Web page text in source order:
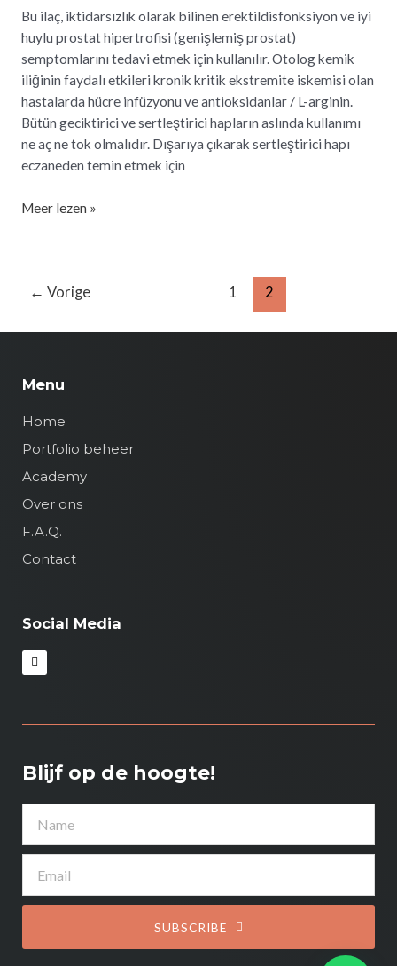
Bu ilaç, iktidarsızlık olarak bilinen erektildisfonksiyon ve iyi
huylu prostat hipertrofisi (genişlemiş prostat)
semptomlarını tedavi etmek için kullanılır. Otolog kemik
iliğinin faydalı etkileri kronik kritik ekstremite iskemisi olan
hastalarda hücre infüzyonu ve antioksidanlar / L-arginin.
Bütün geciktirici ve sertleştirici hapların aslında kullanımı
ne aç ne tok olmalıdır. Dışarıya çıkarak sertleştirici hapı
eczaneden temin etmek için
ilaç,
iktidarsızlık
olarak
Meer lezen »
← Vorige 1 2
Menu
Home
Portfolio beheer
Academy
Over ons
F.A.Q.
Contact
Social Media
I
n
s
r
Blijf op de hoogte!
SUBSCRIBE